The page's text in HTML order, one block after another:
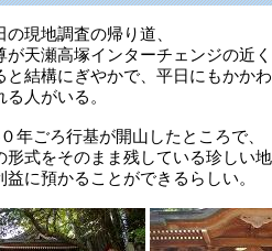
の現地調査の帰り道、
が天瀬高塚インターチェンジの近
と結構にぎやかで、平日にもかか
人がいる。
年ごろ行基が開山したところで、
形式をそのまま残している珍しい
益に預かることができるらしい。